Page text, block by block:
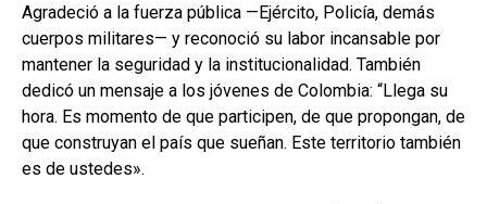
Agradeció a la fuerza pública —Ejército, Policía, demás
cuerpos militares— y reconoció su labor incansable por
mantener la seguridad y la institucionalidad. También
dedicó un mensaje a los jóvenes de Colombia: “Llega su
hora. Es momento de que participen, de que propongan, de
que construyan el país que sueñan. Este territorio también
es de ustedes».